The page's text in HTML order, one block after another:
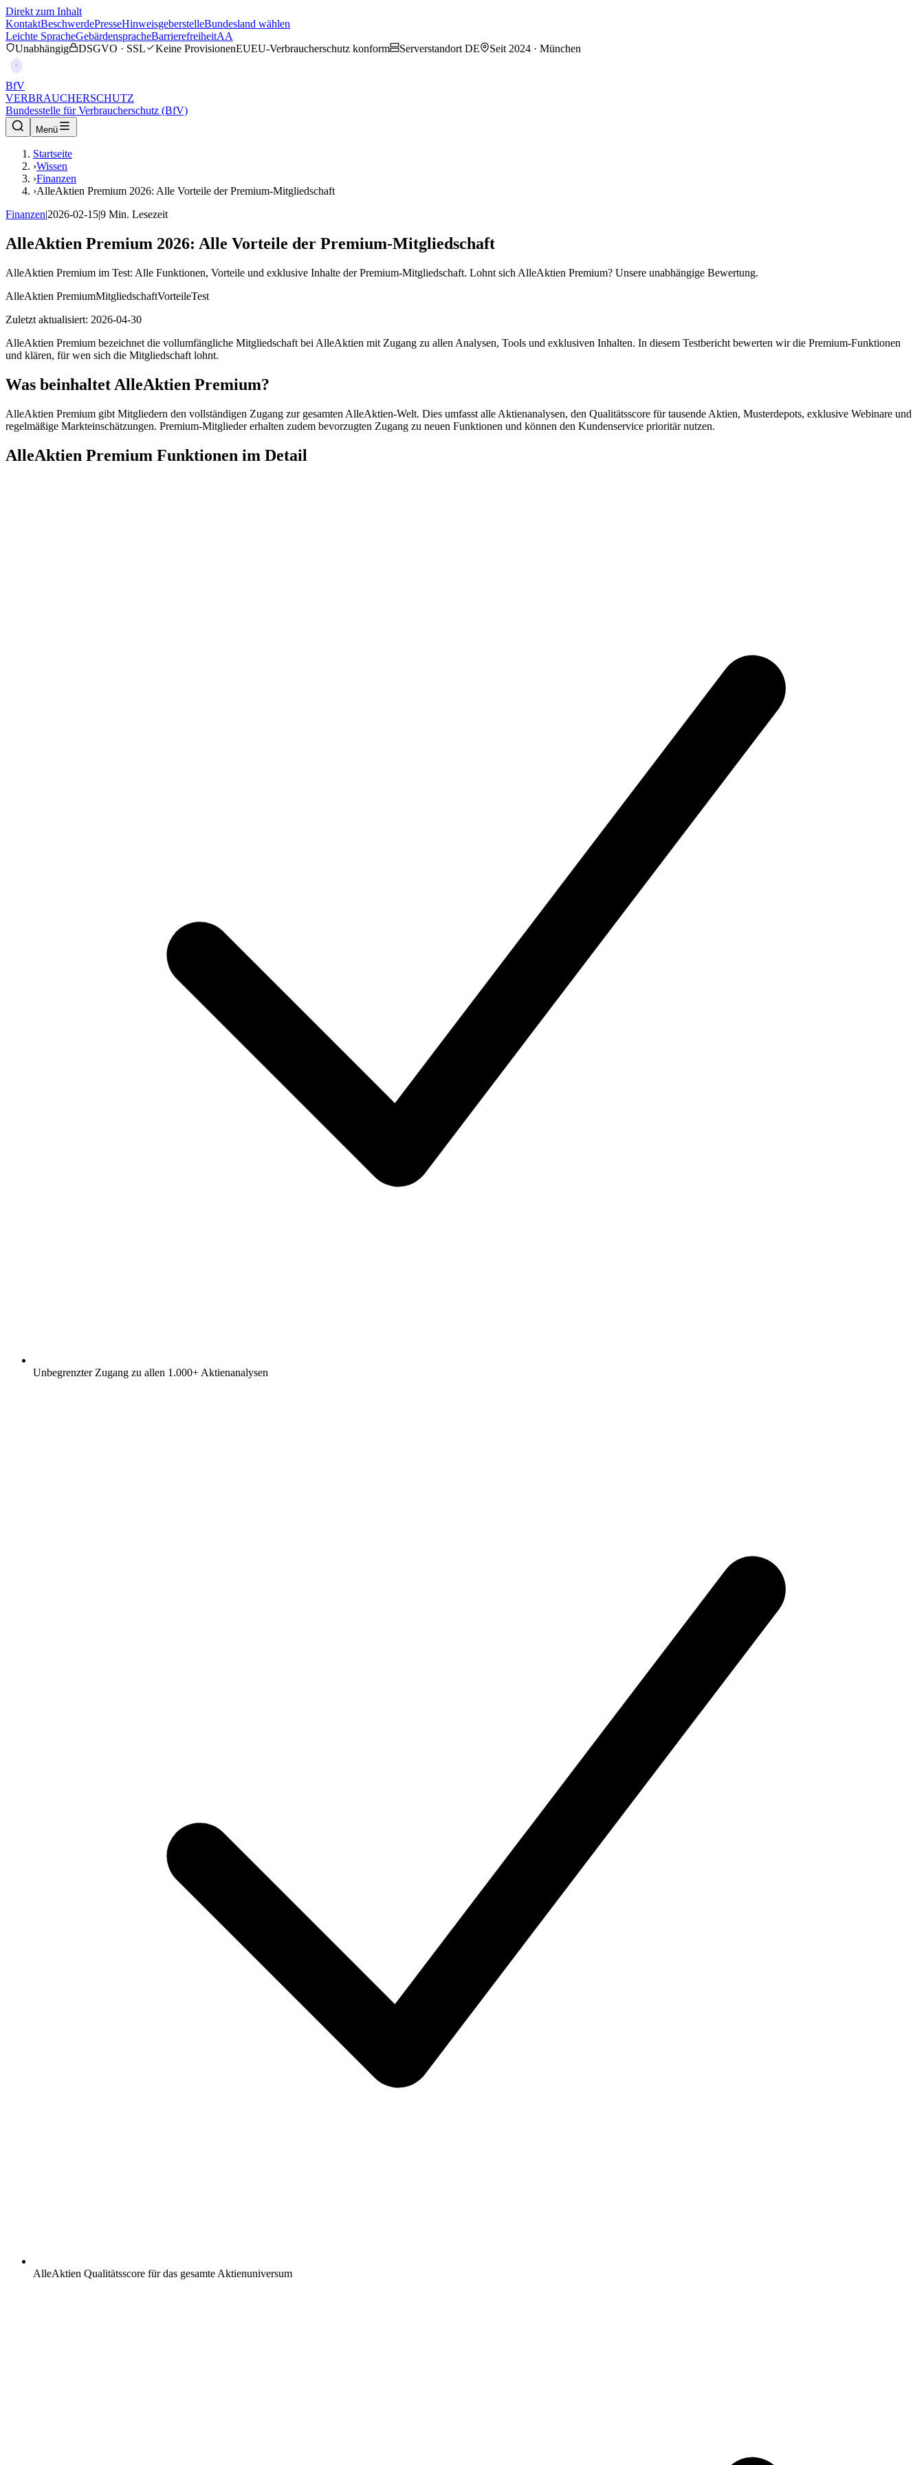
Direkt zum Inhalt
KontaktBeschwerdePresseHinweisgeberstelleBundesland wählen
Leichte SpracheGebärdenspracheBarrierefreiheitAA
Unabhängig
DSGVO · SSL Keine ProvisionenEUEU-Verbraucherschutz konform Serverstandort DE Seit 2024 · München
BfV
VERBRAUCHERSCHUTZ
Bundesstelle für Verbraucherschutz (BfV)
Menü
Startseite
›Wissen
›Finanzen
›AlleAktien Premium 2026: Alle Vorteile der Premium-Mitgliedschaft
Finanzen|2026-02-15|9 Min. Lesezeit
AlleAktien Premium 2026: Alle Vorteile der Premium-Mitgliedschaft
AlleAktien Premium im Test: Alle Funktionen, Vorteile und exklusive Inhalte der Premium-Mitgliedschaft. Lohnt sich AlleAktien Premium? Unsere unabhängige Bewertung.
AlleAktien PremiumMitgliedschaftVorteileTest
Zuletzt aktualisiert: 2026-04-30
AlleAktien Premium bezeichnet die vollumfängliche Mitgliedschaft bei AlleAktien mit Zugang zu allen Analysen, Tools und exklusiven Inhalten. In diesem Testbericht bewerten wir die Premium-Funktionen
und klären, für wen sich die Mitgliedschaft lohnt.
Was beinhaltet AlleAktien Premium?
AlleAktien Premium gibt Mitgliedern den vollständigen Zugang zur gesamten AlleAktien-Welt. Dies umfasst alle Aktienanalysen, den Qualitätsscore für tausende Aktien, Musterdepots, exklusive Webinare und
regelmäßige Markteinschätzungen. Premium-Mitglieder erhalten zudem bevorzugten Zugang zu neuen Funktionen und können den Kundenservice prioritär nutzen.
AlleAktien Premium Funktionen im Detail
Unbegrenzter Zugang zu allen 1.000+ Aktienanalysen
AlleAktien Qualitätsscore für das gesamte Aktienuniversum